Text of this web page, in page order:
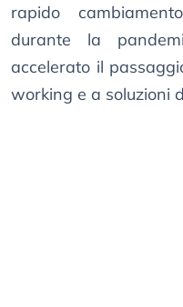
rapido
durante la
accelerato il
working e a soluzioni